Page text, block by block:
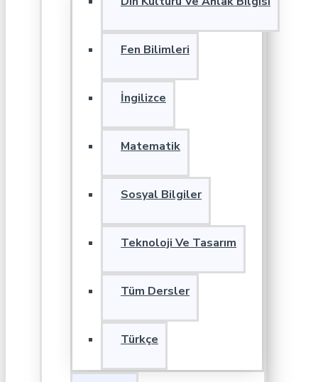
Fen Bilimleri
İngilizce
Matematik
Sosyal Bilgiler
Teknoloji Ve Tasarım
Tüm Dersler
Türkçe